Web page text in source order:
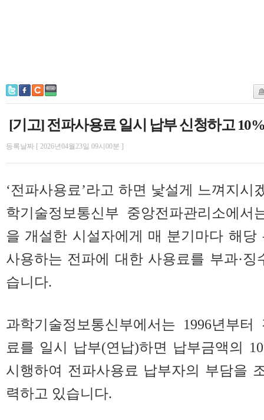
[기고] 전파사용료 일시 납부 신청하고
등록날짜 [ 2026년04월23일 09시00분 ]
‘전파사용료’라고 하면 낯설게 느껴지시
학기술정보통신부 중앙전파관리소에서
을 개설한 시설자에게 매 분기마다 해당
사용하는 전파에 대한 사용료를 부과·징
습니다.
과학기술정보통신부에서는 1996년부터
료를 일시 납부(연납)하면 납부금액의
시행하여 전파사용료 납부자의 부담을
력하고 있습니다.